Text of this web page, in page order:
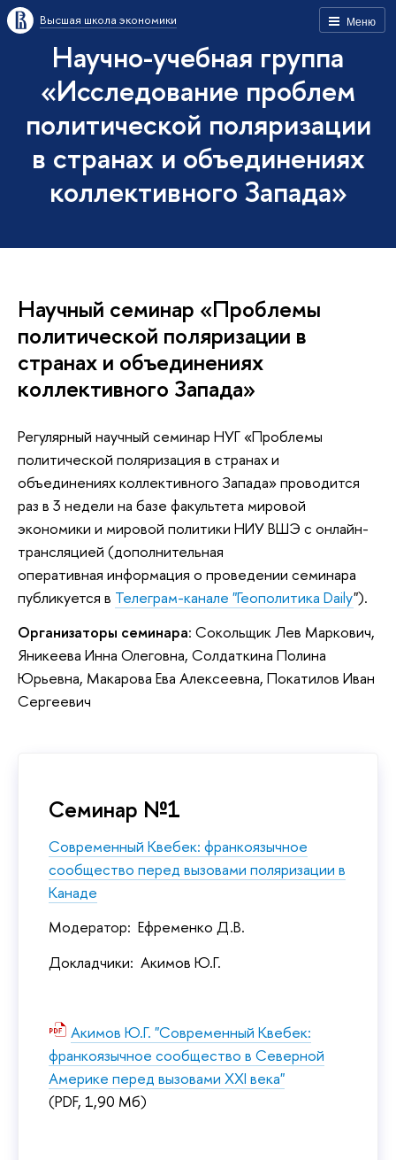
Меню
Высшая школа экономики
Научно-учебная группа
«Исследование проблем
политической поляризации
в странах и объединениях
коллективного Запада»
Научный семинар «Проблемы
политической поляризации в
странах и объединениях
коллективного Запада»
Регулярный научный семинар НУГ «Проблемы
политической поляризация в странах и
объединениях коллективного Запада» проводится
раз в 3 недели на базе факультета мировой
экономики и мировой политики НИУ ВШЭ с онлайн-
трансляцией (дополнительная
оперативная информация о проведении семинара
публикуется в Телеграм-канале "Геополитика Daily").
Организаторы семинара: Сокольщик Лев Маркович,
Яникеева Инна Олеговна, Солдаткина Полина
Юрьевна, Макарова Ева Алексеевна, Покатилов Иван
Сергеевич
Семинар №1
Современный Квебек: франкоязычное
сообщество перед вызовами поляризации в
Канаде
Модератор: Ефременко Д.В.
Докладчики: Акимов Ю.Г.
Акимов Ю.Г. "Современный Квебек:
франкоязычное сообщество в Северной
Америке перед вызовами XXI века"
(PDF, 1,90 Мб)